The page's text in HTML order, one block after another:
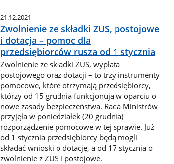
21.12.2021
Zwolnienie ze składki ZUS, postojowe
i dotacja – pomoc dla
przedsiębiorców rusza od 1 stycznia
Zwolnienie ze składki ZUS, wypłata
postojowego oraz dotacji – to trzy instrumenty
pomocowe, które otrzymają przedsiębiorcy,
którzy od 15 grudnia funkcjonują w oparciu o
nowe zasady bezpieczeństwa. Rada Ministrów
przyjęła w poniedziałek (20 grudnia)
rozporządzenie pomocowe w tej sprawie. Już
od 1 stycznia przedsiębiorcy będą mogli
składać wnioski o dotację, a od 17 stycznia o
zwolnienie z ZUS i postojowe.